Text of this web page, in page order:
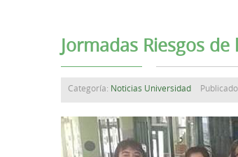
Jormadas Riesgos
Categoría: Noticias Universidad